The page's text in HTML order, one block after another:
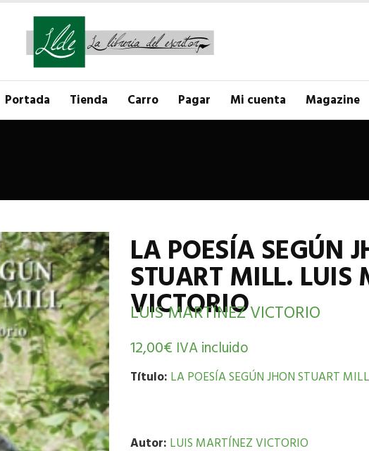
Portada Tienda Carro Pagar Mi cuenta Magazine
LA POESÍA SEGÚN
STUART MILL. LUIS
VICTORIO
LUIS MARTÍNEZ VICTORIO
12,00€ IVA incluido
Título: LA POESÍA SEGÚN JHON STUART MILL
Autor: LUIS MARTÍNEZ VICTORIO